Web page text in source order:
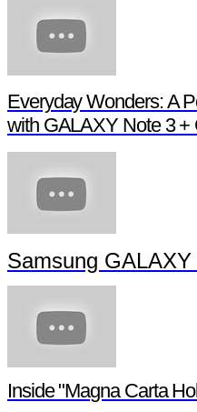
Everyday Wonders: A
with GALAXY Note 3 +
Samsung GALAXY
Inside "Magna Carta Holy